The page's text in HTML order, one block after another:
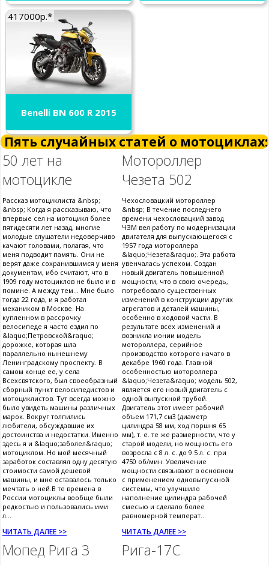
417000р.*
Benelli BN 600 R 2015
Пять случайных статей о мотоциклах:
50 лет на
мотоцикле
Рассказ мотоциклиста &nbsp;
&nbsp; Когда я рассказываю, что
впервые сел на мотоцикл более
пятидесяти лет назад, многие
молодые слушатели недоверчиво
качают головами, полагая, что
меня подводит память. Они не
верят даже сохранившимся у меня
документам, ибо считают, что в
1909 году мотоциклов не было и в
помине. А между тем... Мне было
тогда 22 года, и я работал
механиком в Москве. На
купленном в рассрочку
велосипеде я часто ездил по
&laquo;Петровской&raquo;
дорожке, которая шла
параллельно нынешнему
Ленинградскому проспекту. В
самом конце ее, у села
Всехсвятского, был своеобразный
сборный пункт велосипедистов и
мотоциклистов. Тут всегда можно
было увидеть машины различных
марок. Вокруг толпились
любители, обсуждавшие их
достоинства и недостатки. Именно
здесь я и &laquo;заболел&raquo;
мотоциклом. Но мой месячный
заработок составлял одну десятую
стоимости самой дешевой
машины, и мне оставалось только
мечтать о ней.В те времена в
России мотоциклы вообще были
редкостью и пользовались ими
л...
ЧИТАТЬ ДАЛЕЕ >>
Мотороллер
Чезета 502
Чехословацкий мотороллер
&nbsp; В течение последнего
времени чехословацкий завод
ЧЗМ вел работу по модернизации
двигателя для выпускающегося с
1957 года мотороллера
&laquo;Чезета&raquo;. Эта работа
увенчалась успехом. Создан
новый двигатель повышенной
мощности, что в свою очередь,
потребовало существенных
изменений в конструкции других
агрегатов и деталей машины,
особенно в ходовой части. В
результате всех изменений и
возникла ионии модель
мотороллера, серийное
производство которого начато в
декабре 1960 года. Главной
особенностью мотороллера
&laquo;Чезета&raquo; модель 502,
является его новый двигатель с
одной выпускной трубой.
Двигатель этот имеет рабочий
объем 171,7 см3 (диаметр
цилиндра 58 мм, ход поршня 65
мм), т. е. те же размерности, что у
старой модели, но мощность его
возросла с 8 л. с. до 9.5 л. с. при
4750 об/мин. Увеличение
мощности связывают в основном
с применением одновыпускной
системы, что улучшило
наполнение цилиндра рабочей
смесью и сделало более
равномерной температ...
ЧИТАТЬ ДАЛЕЕ >>
Мопед Рига 3 Рига-17С